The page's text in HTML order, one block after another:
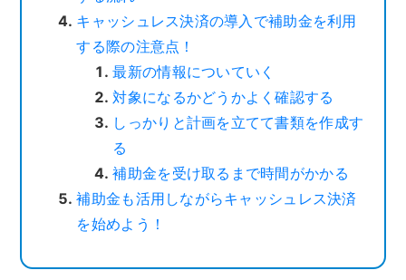
キャッシュレス決済の導入で補助金を利用
する際の注意点！
最新の情報についていく
対象になるかどうかよく確認する
しっかりと計画を立てて書類を作成す
る
補助金を受け取るまで時間がかかる
補助金も活用しながらキャッシュレス決済
を始めよう！